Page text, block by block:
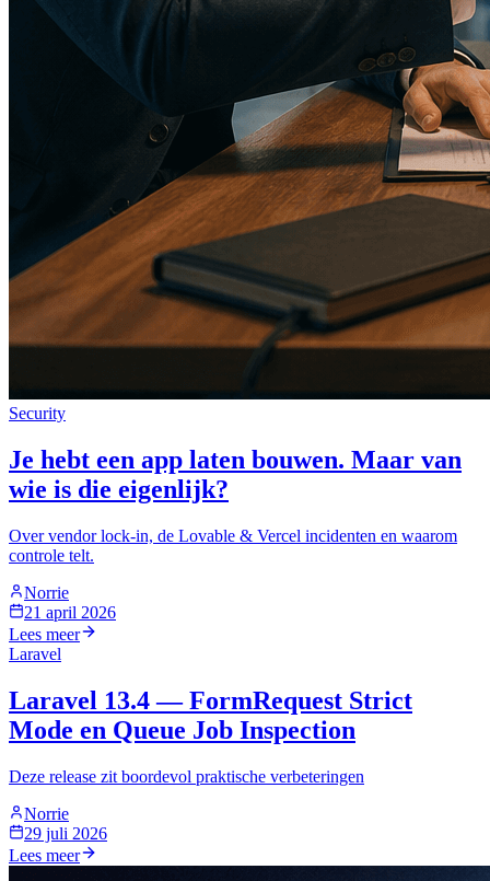
Security
Je hebt een app laten bouwen. Maar van
wie is die eigenlijk?
Over vendor lock-in, de Lovable & Vercel incidenten en waarom
controle telt.
Norrie
21 april 2026
Lees meer
Laravel
Laravel 13.4 — FormRequest Strict
Mode en Queue Job Inspection
Deze release zit boordevol praktische verbeteringen
Norrie
29 juli 2026
Lees meer